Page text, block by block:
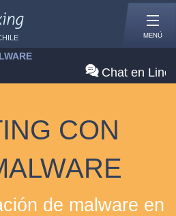
MENÚ
Chat en
CON
de malware en